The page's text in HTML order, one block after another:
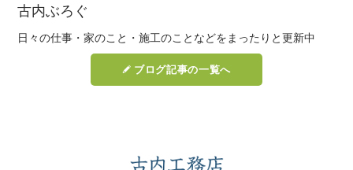
古内ぶろぐ
日々の仕事・家のこと・施工のことなどをまったりと更新中
ブログ記事の一覧へ